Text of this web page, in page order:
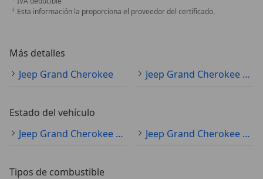
Esta información la proporciona el proveedor del certificado.
Más detalles
Jeep Grand Cherokee
Jeep Grand Cherokee Especificaciones técnicas
Estado del vehículo
Jeep Grand Cherokee ocasión
Jeep Grand Cherokee KM0
Tipos de combustible